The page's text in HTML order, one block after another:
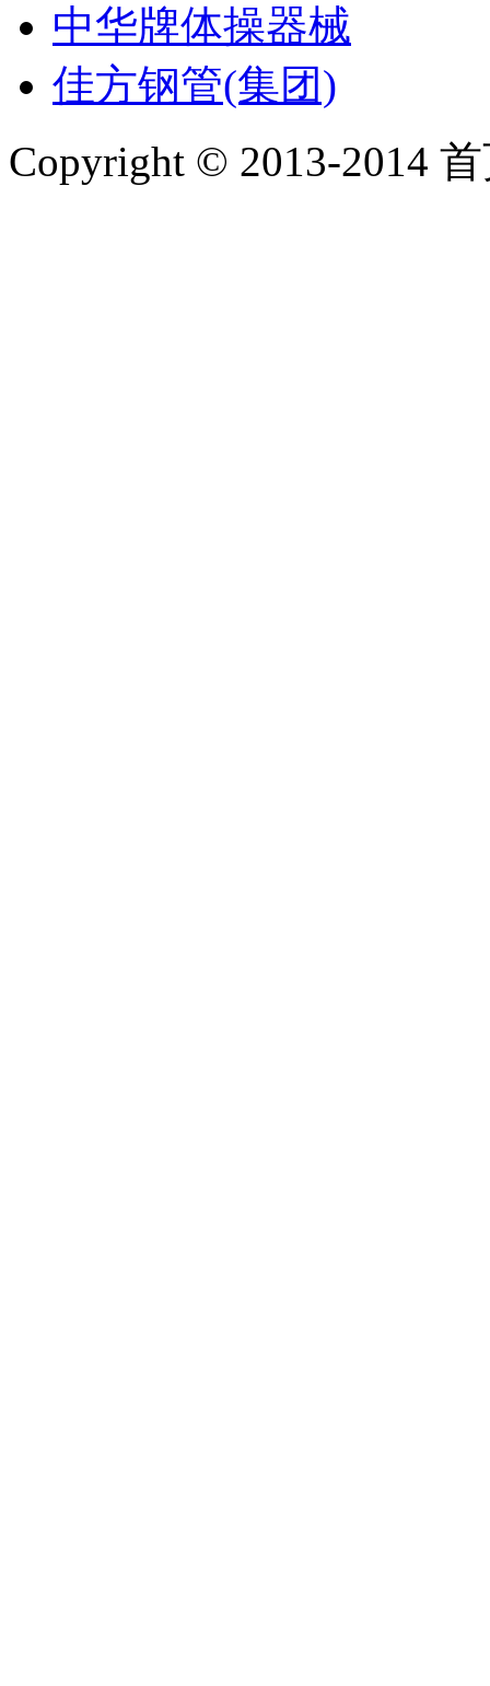
中华牌体操器械
佳方钢管(集团)
Copyright © 2013-2014